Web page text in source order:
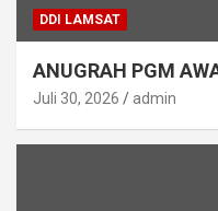
DDI LAMSAT
ANUGRAH PGM
Juli 30, 2026 admin